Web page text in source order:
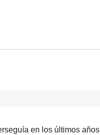
en los últimos años